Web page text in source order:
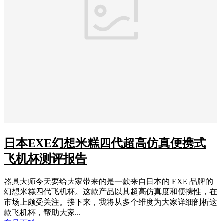
日本EXE幻想米糕四代超高仿真便携式
飞机杯测评报告
器具大师今天要给大家带来的是一款来自日本的 EXE 品牌的
幻想米糕四代飞机杯。这款产品以其超高仿真度和便携性，在
市场上颇受关注。接下来，我将从多个维度为大家详细剖析这
款飞机杯，帮助大家...